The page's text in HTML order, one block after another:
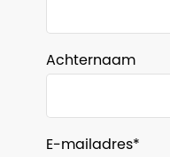
Achternaam
E-mailadres